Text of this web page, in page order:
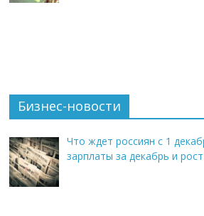
Бизнес-новости
Что ждет россиян с 1
зарплаты за декабрь и